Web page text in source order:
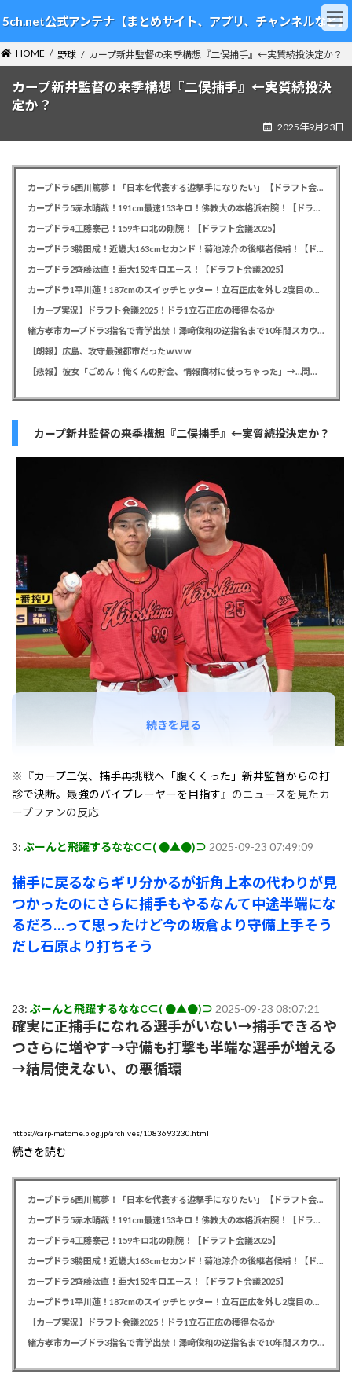
ン
テ
ン
ツ
ビ
ゲ
ー
シ
5ch.net公式アンテナ【まとめサイト、アプリ、チャンネルなど】
HOME 野球 カープ新井監督の来季構想『二俣捕手』←実質続投決定か？
カープ新井監督の来季構想『二俣捕手』←実質続投決
定か？
2025年9月23日
カープドラ6西川篤夢！「日本を代表する遊撃手になりたい」【ドラフト会議2025】
カープドラ5赤木晴哉！191cm最速153キロ！佛教大の本格派右腕！【ドラフト会議2025】
カープドラ4工藤泰己！159キロ北の剛腕！【ドラフト会議2025】
カープドラ3勝田成！近畿大163cmセカンド！菊池涼介の後継者候補！【ドラフト会議2025】
カープドラ2齊藤汰直！亜大152キロエース！【ドラフト会議2025】
カープドラ1平川蓮！187cmのスイッチヒッター！立石正広を外し2度目の重複も新井監督がクジを引き当てる！【ドラフト会議2025】
【カープ実況】ドラフト会議2025！ドラ1立石正広の獲得なるか
緒方孝市カープドラ3指名で青学出禁！澤﨑俊和の逆指名まで10年間スカウト出禁
【朗報】広島、攻守最強都市だったｗｗｗ
【悲報】彼女「ごめん！俺くんの貯金、情報商材に使っちゃった」→…問い詰めたらギャン泣きされたんだが俺が悪いのか？
カープ新井監督の来季構想『二俣捕手』←実質続投決定か？
※『カープ二俣、捕手再挑戦へ「腹くくった」新井監督からの打
診で決断。最強のバイプレーヤーを目指す 』のニュースを見たカ
ープファンの反応
3: ぶーんと飛躍するななC⊂( ●▲●)⊃ 2025-09-23 07:49:09
捕手に戻るならギリ分かるが折角上本の代わりが見
つかったのにさらに捕手もやるなんて中途半端にな
るだろ…って思ったけど今の坂倉より守備上手そう
だし石原より打ちそう
23: ぶーんと飛躍するななC⊂( ●▲●)⊃ 2025-09-23 08:07:21
確実に正捕手になれる選手がいない→捕手できるや
つさらに増やす→守備も打撃も半端な選手が増える
→結局使えない、の悪循環
https://carp-matome.blog.jp/archives/1083693230.html
続きを読む
続きを見る
カープドラ6西川篤夢！「日本を代表する遊撃手になりたい」【ドラフト会議2025】
カープドラ5赤木晴哉！191cm最速153キロ！佛教大の本格派右腕！【ドラフト会議2025】
カープドラ4工藤泰己！159キロ北の剛腕！【ドラフト会議2025】
カープドラ3勝田成！近畿大163cmセカンド！菊池涼介の後継者候補！【ドラフト会議2025】
カープドラ2齊藤汰直！亜大152キロエース！【ドラフト会議2025】
カープドラ1平川蓮！187cmのスイッチヒッター！立石正広を外し2度目の重複も新井監督がクジを引き当てる！【ドラフト会議2025】
【カープ実況】ドラフト会議2025！ドラ1立石正広の獲得なるか
緒方孝市カープドラ3指名で青学出禁！澤﨑俊和の逆指名まで10年間スカウト出禁